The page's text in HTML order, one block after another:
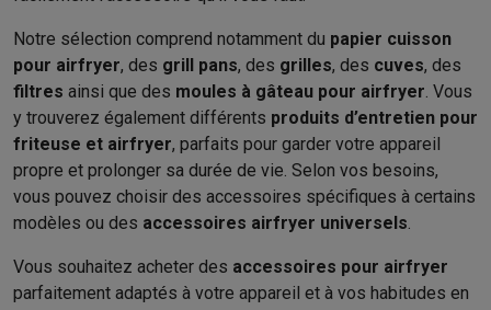
Notre sélection comprend notamment du papier cuisson
pour airfryer, des grill pans, des grilles, des cuves, des
filtres ainsi que des moules à gâteau pour airfryer. Vous
y trouverez également différents produits d’entretien pour
friteuse et airfryer, parfaits pour garder votre appareil
propre et prolonger sa durée de vie. Selon vos besoins,
vous pouvez choisir des accessoires spécifiques à certains
modèles ou des accessoires airfryer universels.
Vous souhaitez acheter des accessoires pour airfryer
parfaitement adaptés à votre appareil et à vos habitudes en